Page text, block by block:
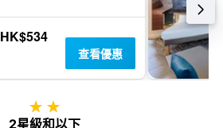
HK$534
查看優惠
2星級
2星級和以下